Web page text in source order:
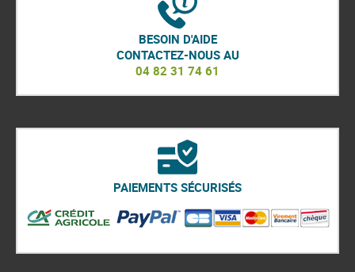
BESOIN D'AIDE
CONTACTEZ-NOUS AU
04 82 31 74 61
PAIEMENTS SÉCURISÉS